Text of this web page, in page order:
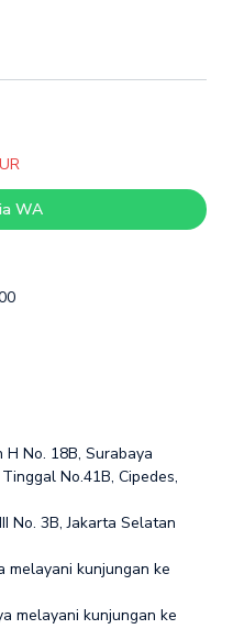
WA
H No. 18B, Surabaya
No.41B, Cipedes,
No. 3B, Jakarta Selatan
melayani kunjungan ke
melayani kunjungan ke